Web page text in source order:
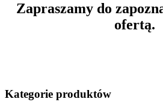
Zapraszamy do
ofertą.
Kategorie produktów